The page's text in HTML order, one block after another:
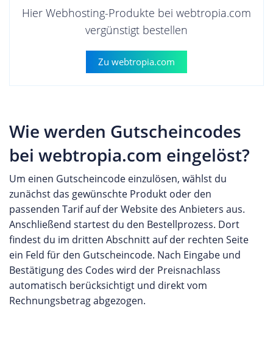
Hier Webhosting-Produkte bei webtropia.com
vergünstigt bestellen
Zu webtropia.com
Wie werden Gutscheincodes
bei webtropia.com eingelöst?
Um einen Gutscheincode einzulösen, wählst du
zunächst das gewünschte Produkt oder den
passenden Tarif auf der Website des Anbieters aus.
Anschließend startest du den Bestellprozess. Dort
findest du im dritten Abschnitt auf der rechten Seite
ein Feld für den Gutscheincode. Nach Eingabe und
Bestätigung des Codes wird der Preisnachlass
automatisch berücksichtigt und direkt vom
Rechnungsbetrag abgezogen.